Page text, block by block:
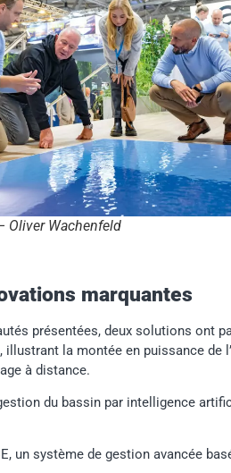
Oliver Wachenfeld
marquantes
présentées, deux solutions ont
illustrant la montée en puissance de
à distance.
du bassin par intelligence
un système de gestion avancée